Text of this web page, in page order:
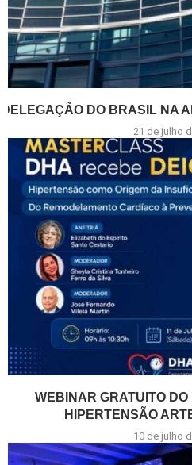
DELEGAÇÃO DO BRASIL NA
21 de julho
WEBINAR GRATUITO
HIPERTENSÃO
10 de julho